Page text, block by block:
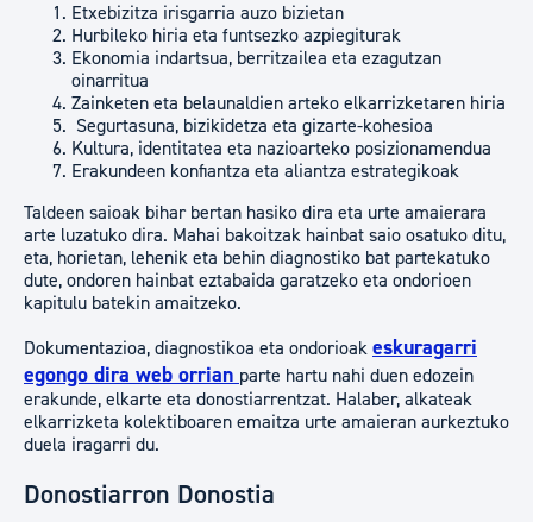
Etxebizitza irisgarria auzo bizietan
Hurbileko hiria eta funtsezko azpiegiturak
Ekonomia indartsua, berritzailea eta ezagutzan
oinarritua
Zainketen eta belaunaldien arteko elkarrizketaren hiria
Segurtasuna, bizikidetza eta gizarte-kohesioa
Kultura, identitatea eta nazioarteko posizionamendua
Erakundeen konfiantza eta aliantza estrategikoak
Taldeen saioak bihar bertan hasiko dira eta urte amaierara
arte luzatuko dira. Mahai bakoitzak hainbat saio osatuko ditu,
eta, horietan, lehenik eta behin diagnostiko bat partekatuko
dute, ondoren hainbat eztabaida garatzeko eta ondorioen
kapitulu batekin amaitzeko.
Dokumentazioa, diagnostikoa eta ondorioak eskuragarri
egongo dira web orrian parte hartu nahi duen edozein
erakunde, elkarte eta donostiarrentzat. Halaber, alkateak
elkarrizketa kolektiboaren emaitza urte amaieran aurkeztuko
duela iragarri du.
Donostiarron Donostia